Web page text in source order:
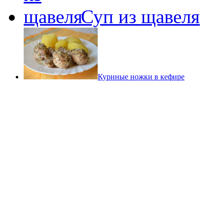
Суп из щавеля
Куриные ножки в кефире